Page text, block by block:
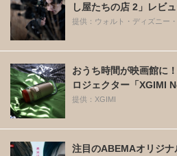
し屋たちの店 2」レビ
提供：ウォルト・ディズニー
おうち時間が映画館に
ロジェクター「XGIMI
提供：XGIMI
注目のABEMAオリジ